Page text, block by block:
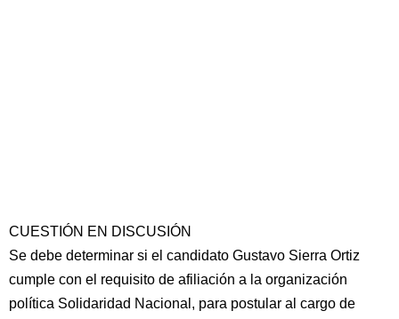
CUESTIÓN EN DISCUSIÓN
Se debe determinar si el candidato Gustavo Sierra Ortiz
cumple con el requisito de afiliación a la organización
política Solidaridad Nacional, para postular al cargo de